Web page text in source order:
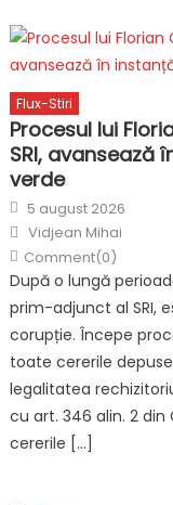
Flux-Stiri
Procesul lui
SRI, avansează
verde
Posted
on
5 august 2026
Author
Vidjean Mihai
Comment(0)
După o lungă
prim-adjunct al SRI,
corupție. Începe
toate cererile
legalitatea
cu art. 346 alin. 2
cererile […]